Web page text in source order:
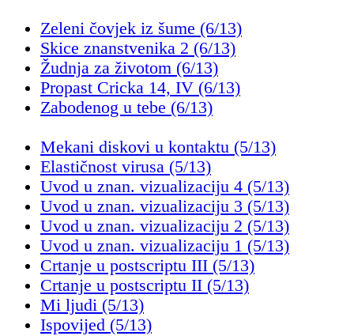
Zeleni čovjek iz šume (6/13)
Skice znanstvenika 2 (6/13)
Žudnja za životom (6/13)
Propast Cricka 14, IV (6/13)
Zabodenog u tebe (6/13)
Mekani diskovi u kontaktu (5/13)
Elastičnost virusa (5/13)
Uvod u znan. vizualizaciju 4 (5/13)
Uvod u znan. vizualizaciju 3 (5/13)
Uvod u znan. vizualizaciju 2 (5/13)
Uvod u znan. vizualizaciju 1 (5/13)
Crtanje u postscriptu III (5/13)
Crtanje u postscriptu II (5/13)
Mi ljudi (5/13)
Ispovijed (5/13)